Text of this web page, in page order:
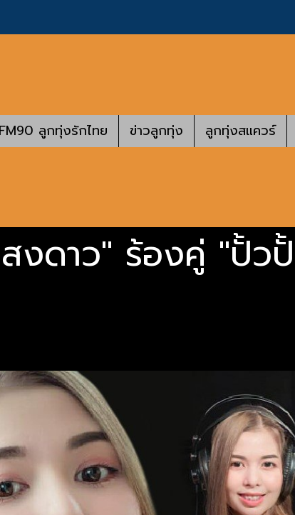
FM90 ลูกทุ่งรักไทย ข่าวลูกทุ่ง ลูกทุ่งสแควร์
งดาว" ร้องคู่ "ปั้ว